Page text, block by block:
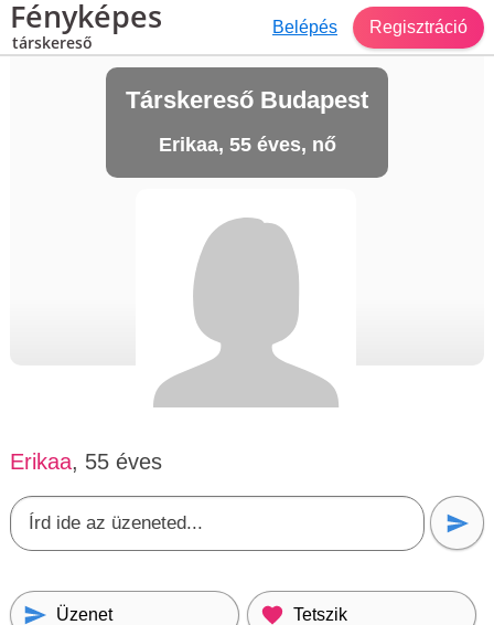
Fényképes
társkereső
Belépés Regisztráció
Társkereső Budapest
Erikaa, 55 éves, nő
Erikaa, 55 éves
Üzenet Tetszik